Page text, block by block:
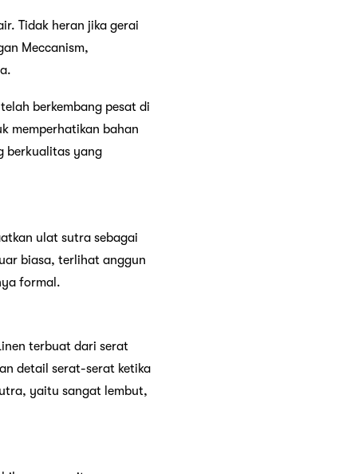
Tidak heran jika gerai
Meccanism,
berkembang pesat di
memperhatikan bahan
berkualitas yang
ulat sutra sebagai
biasa, terlihat anggun
formal.
terbuat dari serat
detail serat-serat ketika
yaitu sangat lembut,